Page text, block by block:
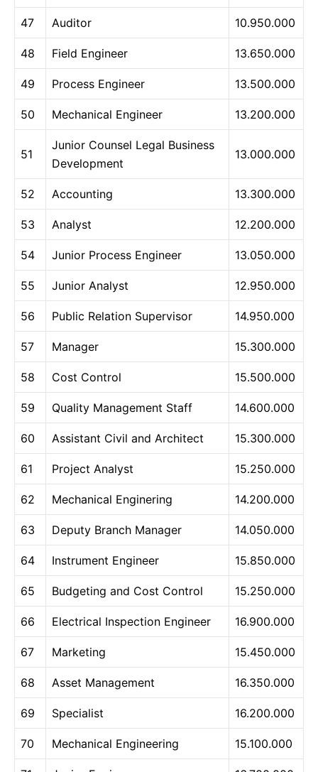
47 Auditor 10.950.000
48 Field Engineer 13.650.000
49 Process Engineer 13.500.000
50 Mechanical Engineer 13.200.000
51
Junior Counsel Legal Business
Development
13.000.000
52 Accounting 13.300.000
53 Analyst 12.200.000
54 Junior Process Engineer 13.050.000
55 Junior Analyst 12.950.000
56 Public Relation Supervisor 14.950.000
57 Manager 15.300.000
58 Cost Control 15.500.000
59 Quality Management Staff 14.600.000
60 Assistant Civil and Architect 15.300.000
61 Project Analyst 15.250.000
62 Mechanical Enginering 14.200.000
63 Deputy Branch Manager 14.050.000
64 Instrument Engineer 15.850.000
65 Budgeting and Cost Control 15.250.000
66 Electrical Inspection Engineer 16.900.000
67 Marketing 15.450.000
68 Asset Management 16.350.000
69 Specialist 16.200.000
70 Mechanical Engineering 15.100.000